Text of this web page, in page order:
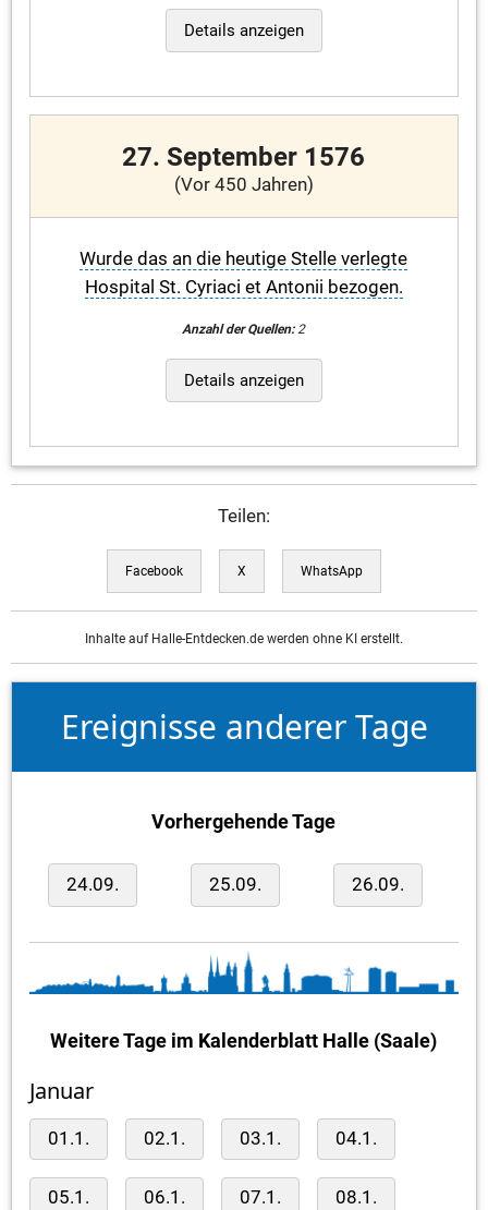
Details anzeigen
27. September 1576
(Vor 450 Jahren)
Wurde das an die heutige Stelle verlegte
Hospital St. Cyriaci et Antonii bezogen.
Anzahl der Quellen:2
Details anzeigen
Teilen:
Facebook X WhatsApp
Inhalte auf Halle-Entdecken.de werden ohne KI erstellt.
Ereignisse anderer Tage
Vorhergehende Tage
24.09. 25.09. 26.09.
Weitere Tage im Kalenderblatt Halle (Saale)
Januar
01.1. 02.1. 03.1. 04.1.
05.1. 06.1. 07.1. 08.1.